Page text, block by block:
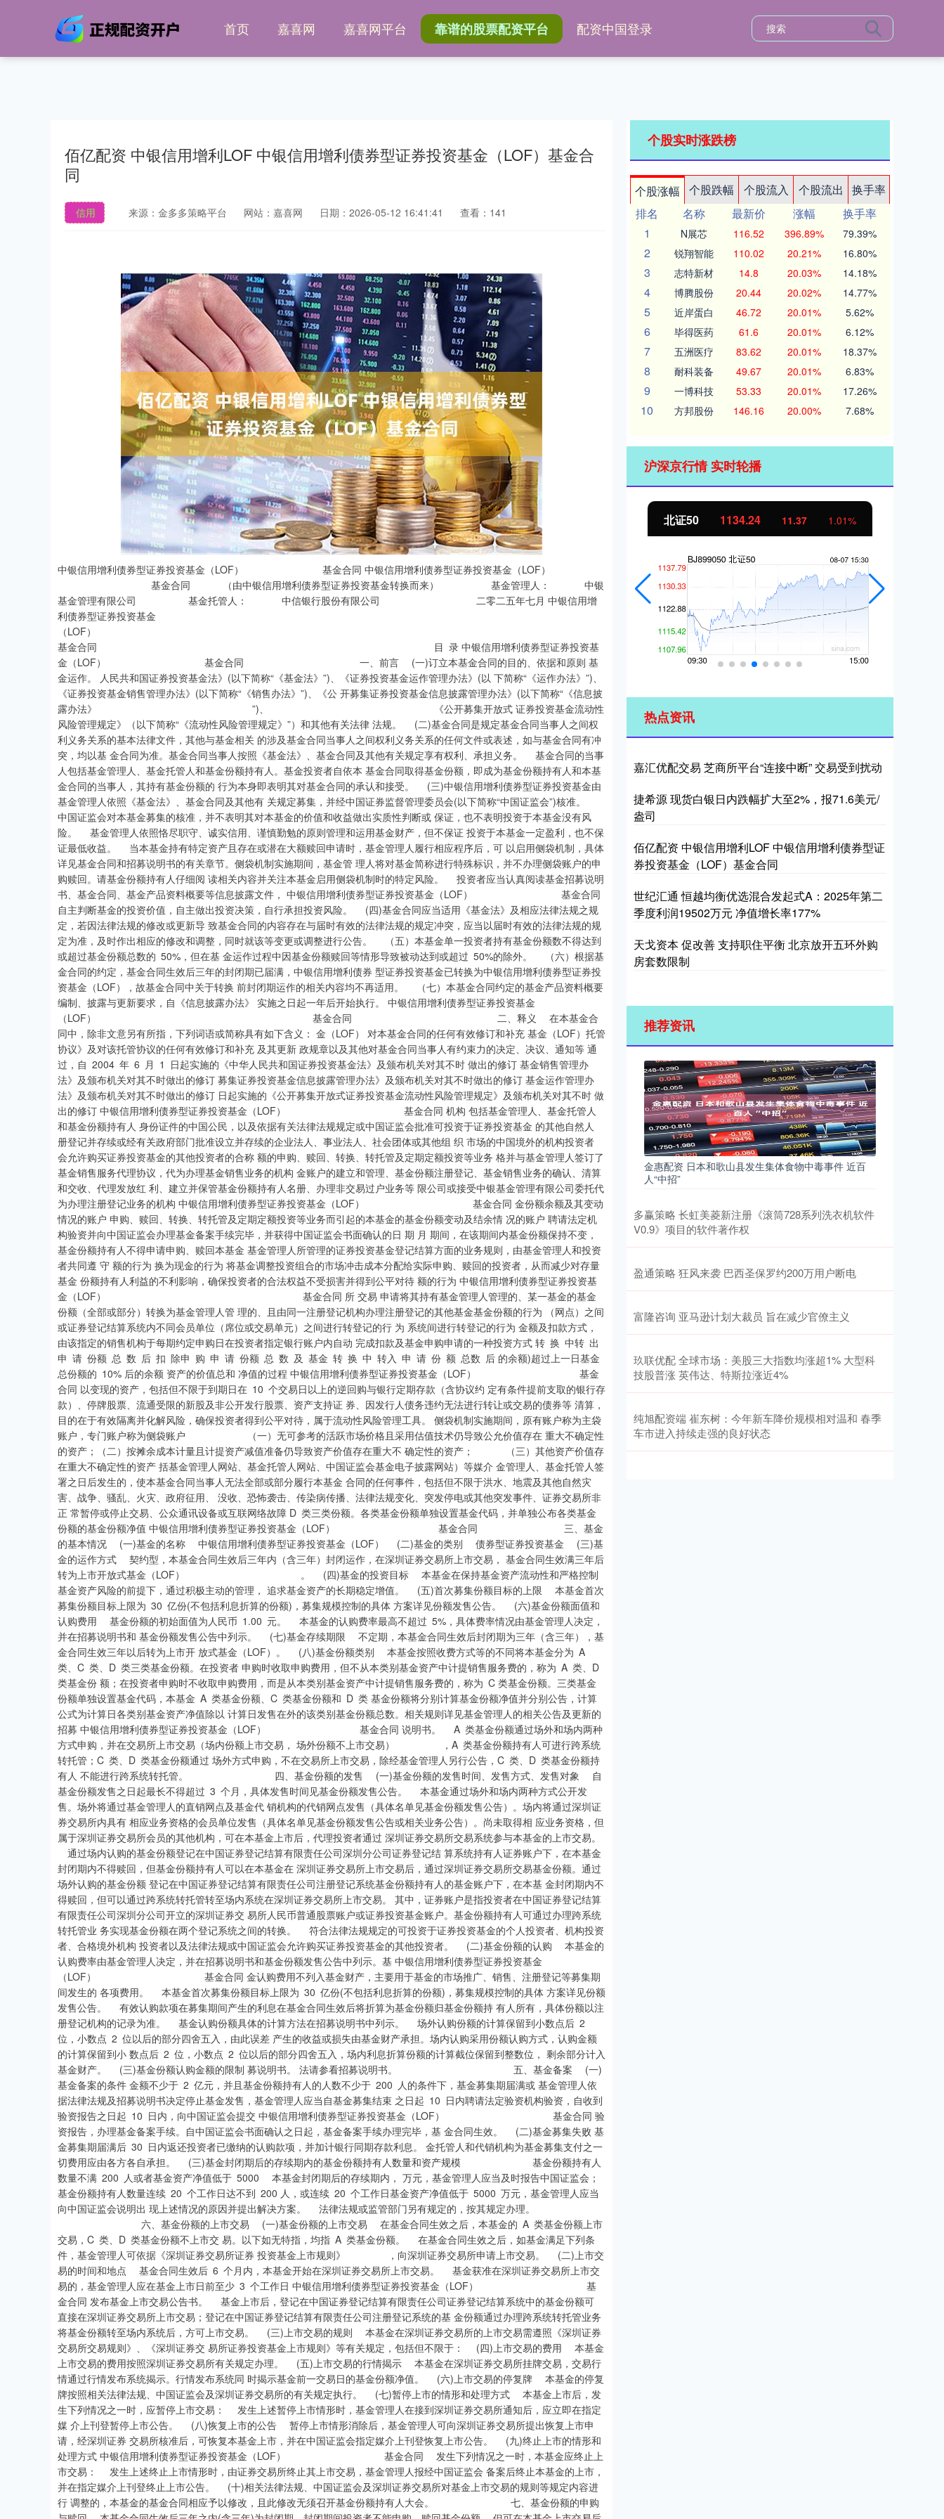
首页 嘉喜网 嘉喜网平台 靠谱的股票配资平台 配资中国登录
佰亿配资 中银信用增利LOF 中银信用增利债券型证券投资基金（LOF）基金合
同
信用 来源：金多多策略平台 网站：嘉喜网 日期：2026-05-12 16:41:41 查看：141
中银信用增利债券型证券投资基金（LOF） 基金合同 中银信用增利债券型证券投资基金（LOF） 基金合同 （由中银信用增利债券型证券投资基金转换而来） 基金管理人： 中银基金管理有限公司 基金托管人： 中信银行股份有限公司 二零二五年七月 中银信用增利债券型证券投资基金（LOF） 基金合同 目 录 中银信用增利债券型证券投资基金（LOF） 基金合同 一、前言 (一)订立本基金合同的目的、依据和原则 基金运作。 人民共和国证券投资基金法》(以下简称“《基金法》”)、《证券投资基金运作管理办法》(以 下简称“《运作办法》”)、《证券投资基金销售管理办法》(以下简称“《销售办法》”)、《公 开募集证券投资基金信息披露管理办法》(以下简称“《信息披露办法》 ”)、 《公开募集开放式 证券投资基金流动性风险管理规定》（以下简称“《流动性风险管理规定》”）和其他有关法律 法规。 (二)基金合同是规定基金合同当事人之间权利义务关系的基本法律文件，其他与基金相关 的涉及基金合同当事人之间权利义务关系的任何文件或表述，如与基金合同有冲突，均以基 金合同为准。基金合同当事人按照《基金法》、基金合同及其他有关规定享有权利、承担义务。 基金合同的当事人包括基金管理人、基金托管人和基金份额持有人。基金投资者自依本 基金合同取得基金份额，即成为基金份额持有人和本基金合同的当事人，其持有基金份额的 行为本身即表明其对基金合同的承认和接受。 (三)中银信用增利债券型证券投资基金由基金管理人依照《基金法》、基金合同及其他有 关规定募集，并经中国证券监督管理委员会(以下简称“中国证监会”)核准。 中国证监会对本基金募集的核准，并不表明其对本基金的价值和收益做出实质性判断或 保证，也不表明投资于本基金没有风险。 基金管理人依照恪尽职守、诚实信用、谨慎勤勉的原则管理和运用基金财产，但不保证 投资于本基金一定盈利，也不保证最低收益。 当本基金持有特定资产且存在或潜在大额赎回申请时，基金管理人履行相应程序后，可 以启用侧袋机制，具体详见基金合同和招募说明书的有关章节。侧袋机制实施期间，基金管 理人将对基金简称进行特殊标识，并不办理侧袋账户的申购赎回。请基金份额持有人仔细阅 读相关内容并关注本基金启用侧袋机制时的特定风险。 投资者应当认真阅读基金招募说明书、基金合同、基金产品资料概要等信息披露文件， 中银信用增利债券型证券投资基金（LOF） 基金合同 自主判断基金的投资价值，自主做出投资决策，自行承担投资风险。 (四)基金合同应当适用《基金法》及相应法律法规之规定，若因法律法规的修改或更新导 致基金合同的内容存在与届时有效的法律法规的规定冲突，应当以届时有效的法律法规的规 定为准，及时作出相应的修改和调整，同时就该等变更或调整进行公告。 （五）本基金单一投资者持有基金份额数不得达到或超过基金份额总数的 50%，但在基 金运作过程中因基金份额赎回等情形导致被动达到或超过 50%的除外。 （六）根据基金合同的约定，基金合同生效后三年的封闭期已届满，中银信用增利债券 型证券投资基金已转换为中银信用增利债券型证券投资基金（LOF），故基金合同中关于转换 前封闭期运作的相关内容均不再适用。 （七）本基金合同约定的基金产品资料概要编制、披露与更新要求，自《信息披露办法》 实施之日起一年后开始执行。 中银信用增利债券型证券投资基金（LOF） 基金合同 二、释义 在本基金合同中，除非文意另有所指，下列词语或简称具有如下含义： 金（LOF） 对本基金合同的任何有效修订和补充 基金（LOF）托管协议》及对该托管协议的任何有效修订和补充 及其更新 政规章以及其他对基金合同当事人有约束力的决定、决议、通知等 通过，自 2004 年 6 月 1 日起实施的《中华人民共和国证券投资基金法》及颁布机关对其不时 做出的修订 基金销售管理办法》及颁布机关对其不时做出的修订 募集证券投资基金信息披露管理办法》及颁布机关对其不时做出的修订 基金运作管理办法》及颁布机关对其不时做出的修订 日起实施的《公开募集开放式证券投资基金流动性风险管理规定》及颁布机关对其不时 做出的修订 中银信用增利债券型证券投资基金（LOF） 基金合同 机构 包括基金管理人、基金托管人和基金份额持有人 身份证件的中国公民，以及依据有关法律法规规定或中国证监会批准可投资于证券投资基金 的其他自然人 册登记并存续或经有关政府部门批准设立并存续的企业法人、事业法人、社会团体或其他组 织 市场的中国境外的机构投资者 会允许购买证券投资基金的其他投资者的合称 额的申购、赎回、转换、转托管及定期定额投资等业务 格并与基金管理人签订了基金销售服务代理协议，代为办理基金销售业务的机构 金账户的建立和管理、基金份额注册登记、基金销售业务的确认、清算和交收、代理发放红 利、建立并保管基金份额持有人名册、办理非交易过户业务等 限公司或接受中银基金管理有限公司委托代为办理注册登记业务的机构 中银信用增利债券型证券投资基金（LOF） 基金合同 金份额余额及其变动情况的账户 申购、赎回、转换、转托管及定期定额投资等业务而引起的本基金的基金份额变动及结余情 况的账户 聘请法定机构验资并向中国证监会办理基金备案手续完毕，并获得中国证监会书面确认的日 期 月 期间，在该期间内基金份额保持不变，基金份额持有人不得申请申购、赎回本基金 基金管理人所管理的证券投资基金登记结算方面的业务规则，由基金管理人和投资者共同遵 守 额的行为 换为现金的行为 将基金调整投资组合的市场冲击成本分配给实际申购、赎回的投资者，从而减少对存量基金 份额持有人利益的不利影响，确保投资者的合法权益不受损害并得到公平对待 额的行为 中银信用增利债券型证券投资基金（LOF） 基金合同 所 交易 申请将其持有基金管理人管理的、某一基金的基金份额（全部或部分）转换为基金管理人管 理的、且由同一注册登记机构办理注册登记的其他基金基金份额的行为 （网点）之间或证券登记结算系统内不同会员单位（席位或交易单元）之间进行转登记的行 为 系统间进行转登记的行为 金额及扣款方式，由该指定的销售机构于每期约定申购日在投资者指定银行账户内自动 完成扣款及基金申购申请的一种投资方式 转 换 中转 出 申 请 份额 总 数 后 扣 除申 购 申 请 份额 总 数 及 基金 转 换 中 转入 申 请 份 额 总数 后 的余额)超过上一日基金总份额的 10% 后的余额 资产的价值总和 净值的过程 中银信用增利债券型证券投资基金（LOF） 基金合同 以变现的资产，包括但不限于到期日在 10 个交易日以上的逆回购与银行定期存款（含协议约 定有条件提前支取的银行存款）、停牌股票、流通受限的新股及非公开发行股票、资产支持证 券、因发行人债务违约无法进行转让或交易的债券等 清算，目的在于有效隔离并化解风险，确保投资者得到公平对待，属于流动性风险管理工具。 侧袋机制实施期间，原有账户称为主袋账户，专门账户称为侧袋账户 （一）无可参考的活跃市场价格且采用估值技术仍导致公允价值存在 重大不确定性的资产；（二）按摊余成本计量且计提资产减值准备仍导致资产价值存在重大不 确定性的资产； （三）其他资产价值存在重大不确定性的资产 括基金管理人网站、基金托管人网站、中国证监会基金电子披露网站）等媒介 金管理人、基金托管人签署之日后发生的，使本基金合同当事人无法全部或部分履行本基金 合同的任何事件，包括但不限于洪水、地震及其他自然灾害、战争、骚乱、火灾、政府征用、 没收、恐怖袭击、传染病传播、法律法规变化、突发停电或其他突发事件、证券交易所非正 常暂停或停止交易、公众通讯设备或互联网络故障 D 类三类份额。各类基金份额单独设置基金代码，并单独公布各类基金份额的基金份额净值 中银信用增利债券型证券投资基金（LOF） 基金合同 三、基金的基本情况 (一)基金的名称 中银信用增利债券型证券投资基金（LOF） (二)基金的类别 债券型证券投资基金 (三)基金的运作方式 契约型，本基金合同生效后三年内（含三年）封闭运作，在深圳证券交易所上市交易， 基金合同生效满三年后转为上市开放式基金（LOF） 。 (四)基金的投资目标 本基金在保持基金资产流动性和严格控制基金资产风险的前提下，通过积极主动的管理， 追求基金资产的长期稳定增值。 (五)首次募集份额目标的上限 本基金首次募集份额目标上限为 30 亿份(不包括利息折算的份额)，募集规模控制的具体 方案详见份额发售公告。 (六)基金份额面值和认购费用 基金份额的初始面值为人民币 1.00 元。 本基金的认购费率最高不超过 5%，具体费率情况由基金管理人决定，并在招募说明书和 基金份额发售公告中列示。 (七)基金存续期限 不定期，本基金合同生效后封闭期为三年（含三年），基金合同生效三年以后转为上市开 放式基金（LOF）。 (八)基金份额类别 本基金按照收费方式等的不同将本基金分为 A 类、C 类、D 类三类基金份额。在投资者 申购时收取申购费用，但不从本类别基金资产中计提销售服务费的，称为 A 类、D 类基金份 额；在投资者申购时不收取申购费用，而是从本类别基金资产中计提销售服务费的，称为 C 类基金份额。三类基金份额单独设置基金代码，本基金 A 类基金份额、C 类基金份额和 D 类 基金份额将分别计算基金份额净值并分别公告，计算公式为计算日各类别基金资产净值除以 计算日发售在外的该类别基金份额总数。相关规则详见基金管理人的相关公告及更新的招募 中银信用增利债券型证券投资基金（LOF） 基金合同 说明书。 A 类基金份额通过场外和场内两种方式申购，并在交易所上市交易（场内份额上市交易， 场外份额不上市交易） ，A 类基金份额持有人可进行跨系统转托管；C 类、D 类基金份额通过 场外方式申购，不在交易所上市交易，除经基金管理人另行公告，C 类、D 类基金份额持有人 不能进行跨系统转托管。 四、基金份额的发售 (一)基金份额的发售时间、发售方式、发售对象 自基金份额发售之日起最长不得超过 3 个月，具体发售时间见基金份额发售公告。 本基金通过场外和场内两种方式公开发售。场外将通过基金管理人的直销网点及基金代 销机构的代销网点发售（具体名单见基金份额发售公告）。场内将通过深圳证券交易所内具有 相应业务资格的会员单位发售（具体名单见基金份额发售公告或相关业务公告）。尚未取得相 应业务资格，但属于深圳证券交易所会员的其他机构，可在本基金上市后，代理投资者通过 深圳证券交易所交易系统参与本基金的上市交易。 通过场内认购的基金份额登记在中国证券登记结算有限责任公司深圳分公司证券登记结 算系统持有人证券账户下，在本基金封闭期内不得赎回，但基金份额持有人可以在本基金在 深圳证券交易所上市交易后，通过深圳证券交易所交易基金份额。通过场外认购的基金份额 登记在中国证券登记结算有限责任公司注册登记系统基金份额持有人的基金账户下，在本基 金封闭期内不得赎回，但可以通过跨系统转托管转至场内系统在深圳证券交易所上市交易。 其中，证券账户是指投资者在中国证券登记结算有限责任公司深圳分公司开立的深圳证券交 易所人民币普通股票账户或证券投资基金账户。基金份额持有人可通过办理跨系统转托管业 务实现基金份额在两个登记系统之间的转换。 符合法律法规规定的可投资于证券投资基金的个人投资者、机构投资者、合格境外机构 投资者以及法律法规或中国证监会允许购买证券投资基金的其他投资者。 (二)基金份额的认购 本基金的认购费率由基金管理人决定，并在招募说明书和基金份额发售公告中列示。基 中银信用增利债券型证券投资基金（LOF） 基金合同 金认购费用不列入基金财产，主要用于基金的市场推广、销售、注册登记等募集期间发生的 各项费用。 本基金首次募集份额目标上限为 30 亿份(不包括利息折算的份额)，募集规模控制的具体 方案详见份额发售公告。 有效认购款项在募集期间产生的利息在基金合同生效后将折算为基金份额归基金份额持 有人所有，具体份额以注册登记机构的记录为准。 基金认购份额具体的计算方法在招募说明书中列示。 场外认购份额的计算保留到小数点后 2 位，小数点 2 位以后的部分四舍五入，由此误差 产生的收益或损失由基金财产承担。场内认购采用份额认购方式，认购金额的计算保留到小 数点后 2 位，小数点 2 位以后的部分四舍五入，场内利息折算份额的计算截位保留到整数位， 剩余部分计入基金财产。 (三)基金份额认购金额的限制 募说明书。 法请参看招募说明书。 五、基金备案 (一)基金备案的条件 金额不少于 2 亿元，并且基金份额持有人的人数不少于 200 人的条件下，基金募集期届满或 基金管理人依据法律法规及招募说明书决定停止基金发售，基金管理人应当自基金募集结束 之日起 10 日内聘请法定验资机构验资，自收到验资报告之日起 10 日内，向中国证监会提交 中银信用增利债券型证券投资基金（LOF） 基金合同 验资报告，办理基金备案手续。自中国证监会书面确认之日起，基金备案手续办理完毕，基 金合同生效。 (二)基金募集失败 基金募集期届满后 30 日内返还投资者已缴纳的认购款项，并加计银行同期存款利息。 金托管人和代销机构为基金募集支付之一切费用应由各方各自承担。 (三)基金封闭期后的存续期内的基金份额持有人数量和资产规模 基金份额持有人数量不满 200 人或者基金资产净值低于 5000 本基金封闭期后的存续期内， 万元，基金管理人应当及时报告中国证监会；基金份额持有人数量连续 20 个工作日达不到 200 人，或连续 20 个工作日基金资产净值低于 5000 万元，基金管理人应当向中国证监会说明出 现上述情况的原因并提出解决方案。 法律法规或监管部门另有规定的，按其规定办理。 六、基金份额的上市交易 (一)基金份额的上市交易 在基金合同生效之后，本基金的 A 类基金份额上市交易，C 类、D 类基金份额不上市交 易。以下如无特指，均指 A 类基金份额。 在基金合同生效之后，如基金满足下列条件，基金管理人可依据《深圳证券交易所证券 投资基金上市规则》 ，向深圳证券交易所申请上市交易。 (二)上市交易的时间和地点 基金合同生效后 6 个月内，本基金开始在深圳证券交易所上市交易。 基金获准在深圳证券交易所上市交易的，基金管理人应在基金上市日前至少 3 个工作日 中银信用增利债券型证券投资基金（LOF） 基金合同 发布基金上市交易公告书。 基金上市后，登记在中国证券登记结算有限责任公司证券登记结算系统中的基金份额可 直接在深圳证券交易所上市交易；登记在中国证券登记结算有限责任公司注册登记系统的基 金份额通过办理跨系统转托管业务将基金份额转至场内系统后，方可上市交易。 (三)上市交易的规则 本基金在深圳证券交易所的上市交易需遵照《深圳证券交易所交易规则》、《深圳证券交 易所证券投资基金上市规则》等有关规定，包括但不限于： (四)上市交易的费用 本基金上市交易的费用按照深圳证券交易所有关规定办理。 (五)上市交易的行情揭示 本基金在深圳证券交易所挂牌交易，交易行情通过行情发布系统揭示。行情发布系统同 时揭示基金前一交易日的基金份额净值。 (六)上市交易的停复牌 本基金的停复牌按照相关法律法规、中国证监会及深圳证券交易所的有关规定执行。 (七)暂停上市的情形和处理方式 本基金上市后，发生下列情况之一时，应暂停上市交易： 发生上述暂停上市情形时，基金管理人在接到深圳证券交易所通知后，应立即在指定媒 介上刊登暂停上市公告。 (八)恢复上市的公告 暂停上市情形消除后，基金管理人可向深圳证券交易所提出恢复上市申请，经深圳证券 交易所核准后，可恢复本基金上市，并在中国证监会指定媒介上刊登恢复上市公告。 (九)终止上市的情形和处理方式 中银信用增利债券型证券投资基金（LOF） 基金合同 发生下列情况之一时，本基金应终止上市交易： 发生上述终止上市情形时，由证券交易所终止其上市交易，基金管理人报经中国证监会 备案后终止本基金的上市，并在指定媒介上刊登终止上市公告。 (十)相关法律法规、中国证监会及深圳证券交易所对基金上市交易的规则等规定内容进行 调整的，本基金的基金合同相应予以修改，且此修改无须召开基金份额持有人大会。 七、基金份额的申购与赎回 本基金合同生效后三年之内(含三年)为封闭期，封闭期间投资者不能申购、赎回基金份额， 但可在本基金上市交易后通过深圳证券交易所转让基金份额。 本基金在封闭期届满后的次日起转为上市开放式基金（LOF），投资者可进行基金份额的 申购赎回，投资者的申购赎回遵循以下规则： (一)申购和赎回场所 基金投资者可以使用基金账户，通过基金管理人、场外代销机构柜台系统办理场外的申 购和赎回业务。基金投资者也可使用深圳证券账户通过深圳证券交易所交易系统办理场内申 购和赎回业务，场内代销机构为具有基金代销业务资格的深圳证券交易所会员单位。 投资者应当在基金管理人和场内、场外代销机构办理基金申购、赎回业务的营业场所或 按基金管理人和场内、场外代销机构提供的其他方式办理基金的申购和赎回。本基金场内、 场外代销机构名单将由基金管理人在招募说明书、基金份额发售公告或其他公告中列明。 基金管理人可根据情况变更或增减代销机构，并在基金管理人网站公示。 (二)申购和赎回的开放日及时间 申购赎回业务在本基金转为上市开放式基金（LOF）后开始办理，基金管理人应在开始办 理申购赎回的具体日期前 2 日在指定媒体公告。 投资者在开放日办理基金份额的申购和赎回，具体办理时间为上海证券交易所、深圳证 券交易所的正常交易日的交易时间，但基金管理人根据法律法规、中国证监会的要求或本基 中银信用增利债券型证券投资基金（LOF） 基金合同 金合同的规定公告暂停申购、赎回时除外。 基金合同生效后，若出现新的证券交易市场、证券交易所交易时间变更或其他特殊情况， 基金管理人将视情况对前述开放日及开放时间进行相应的调整，但应在实施日前依照《信息 披露办法》的有关规定在指定媒介上公告。 在本基金转为上市开放式基金（LOF）之日起不超过 3 个月开始办理申购、 赎回。在确 定申购开始与赎回开始时间后，基金管理人应在申购、赎回开放日前依据《信息披露办法》 的有关规定在指定媒体上公告。 基金管理人不得在基金合同约定之外的日期或者时间办理基金份额的申购、赎回。投资 者在基金合同约定之外的日期和时间提出申购、赎回申请且基金管理人或注册登记机构确认 接受的，其基金份额申购、赎回价格为下一开放日基金份额申购、赎回的价格。 (三)申购与赎回的原则 计算； 进行顺序赎回； 制，以确保基金估值的公平性。具体处理原则和操作规范须遵循相关法律法规以及监管部门、 自律规则的规定； 遵守深圳证券交易所的相关业务规则。 基金管理人可根据基金运作的实际情况依法对上述原则进行调整。基金管理人必须在新 规则开始实施前依照《信息披露办法》的有关规定在指定媒介上公告。 (四)申购与赎回的程序 投资者必须根据销售机构规定的程序，在开放日的具体业务办理时间内提出申购或赎回 的申请。 投资者在提交申购申请时须按销售机构规定的方式备足申购资金，投资者在提交赎回申 中银信用增利债券型证券投资基金（LOF） 基金合同 请时须持有足够的基金份额余额，否则所提交的申购、赎回申请无效。 基金管理人应以交易时间结束前受理申购和赎回申请的当天作为申购或赎回申请日(T 日)，在正常情况下，本基金注册登记机构在 T+1 日内对该交易的有效性进行确认。基金销售 机构对申购、赎回申请的受理并不代表申购、赎回申请一定成功，而仅代表销售机构确实接 收到申购、赎回申请。申购、赎回的确认以注册登记机构的确认结果为准。 申购采用全额缴款方式，若申购资金在规定时间内未全额到账则申购不成功。若申购不 成功或无效，基金管理人或基金管理人指定的代销机构将投资者已缴付的申购款项退还给投 资者。 投资者赎回申请成功后，基金管理人将在 T＋7 日(包括该日)内支付赎回款项。在发生巨 额赎回时，款项的支付办法参照本基金合同有关条款处理。 (五)申购和赎回的金额 份额，具体规定请参见招募说明书。 募说明书。 书。 当采取设定单一投资者申购金额上限或基金单日净申购比例上限、拒绝大额申购、暂停基金 申购等措施，切实保护存量基金份额持有人的合法权益。具体请参见相关规定。 回份额的数量限制。基金管理人必须在调整前依照《信息披露办法》的有关规定在指定媒介 上公告。 (六)申购和赎回的价格、费用及其用途 收益或损失由基金财产承担。T 日的各类基金份额净值在当天收市后计算，并在 T+1 日内公 告。遇特殊情况，经中国证监会同意，可以适当延迟计算或公告。本基金 A 类基金份额、C 类 基金份额和 D 类基金份额将分别计算基金份额净值。 中银信用增利债券型证券投资基金（LOF） 基金合同 申购费率由基金管理人根据基金合同的约定决定，并在招募说明书及基金产品资料概要中列 示。申购的有效份额为净申购金额除以当日的该类基金份额净值，有效份额单位为份，上述 计算结果均按四舍五入方法，保留到小数点后两位，由此产生的收益或损失由基金财产承担。 场内申购份额及余额的处理方式按相关交易所规则执行。 元。上述计算结果均按四舍五入方法，保留到小数点后两
个股实时涨跌榜
个股涨幅 个股跌幅 个股流入 个股流出
换手率
排名
名称 最新价 涨幅
换手率
1
N展芯 116.52 396.89% 79.39%
2 锐翔智能 110.02 20.21% 16.80%
3 志特新材 14.8 20.03% 14.18%
4 博腾股份 20.44 20.02% 14.77%
5 近岸蛋白 46.72 20.01% 5.62%
6 毕得医药 61.6 20.01% 6.12%
7 五洲医疗 83.62 20.01% 18.37%
8 耐科装备 49.67 20.01% 6.83%
9 一博科技 53.33 20.01% 17.26%
10 方邦股份 146.16 20.00% 7.68%
沪深京行情 实时轮播
深证成指 14311.01 200.89 1.42% 沪深300 4694.44 43.13 北证50 1134.24 11.37 1.01%
热点资讯
嘉汇优配交易 芝商所平台“连接中断” 交易受到扰动
捷希源 现货白银日内跌幅扩大至2%，报71.6美元/
盎司
佰亿配资 中银信用增利LOF 中银信用增利债券型证
券投资基金（LOF）基金合同
世纪汇通 恒越均衡优选混合发起式A：2025年第二
季度利润19502万元 净值增长率177%
天戈资本 促改善 支持职住平衡 北京放开五环外购
房套数限制
推荐资讯
金惠配资 日本和歌山县发生集体食物中毒事件 近百
人“中招”
多赢策略 长虹美菱新注册《滚筒728系列洗衣机软件
V0.9》项目的软件著作权
盈通策略 狂风来袭 巴西圣保罗约200万用户断电
富隆咨询 亚马逊计划大裁员 旨在减少官僚主义
玖联优配 全球市场：美股三大指数均涨超1% 大型科
技股普涨 英伟达、特斯拉涨近4%
纯旭配资端 崔东树：今年新车降价规模相对温和 春季
车市进入持续走强的良好状态